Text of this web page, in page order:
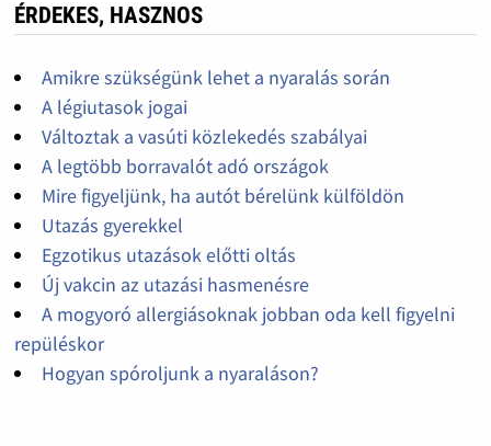
ÉRDEKES, HASZNOS
Amikre szükségünk lehet a nyaralás során
A légiutasok jogai
Változtak a vasúti közlekedés szabályai
A legtöbb borravalót adó országok
Mire figyeljünk, ha autót bérelünk külföldön
Utazás gyerekkel
Egzotikus utazások előtti oltás
Új vakcin az utazási hasmenésre
A mogyoró allergiásoknak jobban oda kell figyelni
repüléskor
Hogyan spóroljunk a nyaraláson?